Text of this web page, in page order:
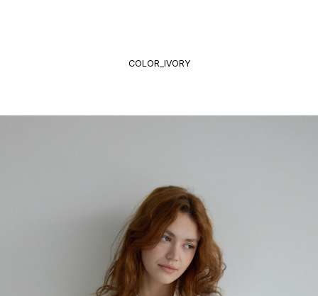
COLOR_IVORY